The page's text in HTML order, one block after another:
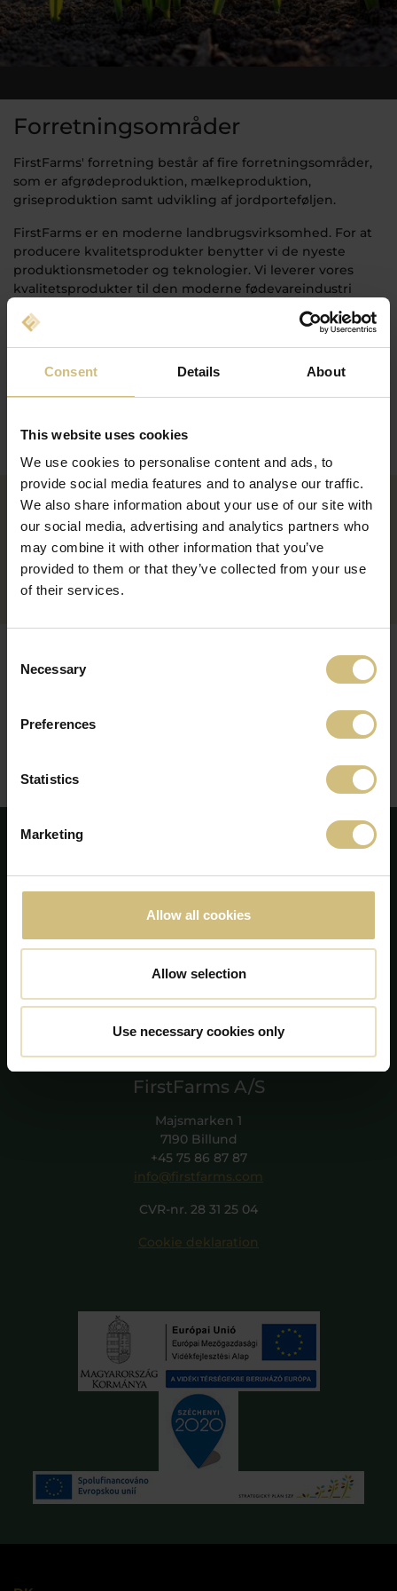
Consent Details About
This website uses cookies
We use cookies to personalise content and ads, to
provide social media features and to analyse our traffic.
We also share information about your use of our site with
our social media, advertising and analytics partners who
may combine it with other information that you’ve
provided to them or that they’ve collected from your use
of their services.
Selection
Necessary
Preferences
Statistics
Marketing
Allow all cookies
Allow selection
Use necessary cookies only
Forretningsområder
FirstFarms' forretning består af fire forretningsområder,
som er afgrødeproduktion, mælkeproduktion,
griseproduktion samt udvikling af jordporteføljen.
FirstFarms er en moderne landbrugsvirksomhed. For at
producere kvalitetsprodukter benytter vi de nyeste
produktionsmetoder og teknologier. Vi leverer vores
kvalitetsprodukter til den moderne fødevareindustri
samt til andre landbrugsvirksomheder til videre
produktion. Derudover udvikler vi jordporteføljen ved
opkøb og kompaktering af landbrugsjord. Det skaber et
stærkt fundament for vores forretning.
Synergiskabelsen mellem vores driftsgrene er højt
landbrug med en rimelig afstand mellem hinanden. Det
GRISEPRODUKTION
MÆLKEPRODUKTION
AFGRØDEPRODUKTION
FirstFarms A/S
Majsmarken 1
7190 Billund
+45 75 86 87 87
info@firstfarms.com
CVR-nr. 28 31 25 04
Cookie deklaration